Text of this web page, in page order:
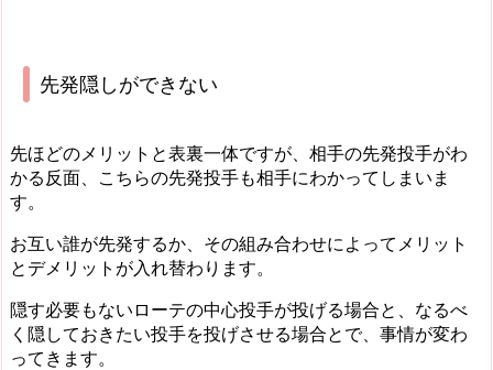
先発隠しができない
先ほどのメリットと表裏一体ですが、相手の先発投手がわ
かる反面、こちらの先発投手も相手にわかってしまいま
す。
お互い誰が先発するか、その組み合わせによってメリット
とデメリットが入れ替わります。
隠す必要もないローテの中心投手が投げる場合と、なるべ
く隠しておきたい投手を投げさせる場合とで、事情が変わ
ってきます。